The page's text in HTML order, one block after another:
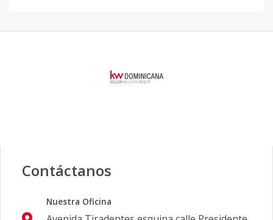
Contáctanos
Nuestra Oficina